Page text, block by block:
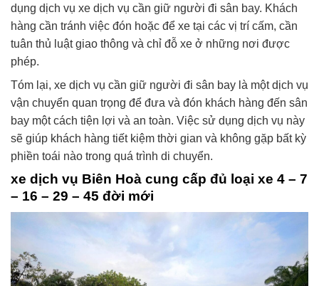
dụng dịch vụ xe dịch vụ cần giữ người đi sân bay. Khách
hàng cần tránh việc đón hoặc để xe tại các vị trí cấm, cần
tuân thủ luật giao thông và chỉ đỗ xe ở những nơi được
phép.
Tóm lại, xe dịch vụ cần giữ người đi sân bay là một dịch vụ
vận chuyển quan trọng để đưa và đón khách hàng đến sân
bay một cách tiện lợi và an toàn. Việc sử dụng dịch vụ này
sẽ giúp khách hàng tiết kiệm thời gian và không gặp bất kỳ
phiền toái nào trong quá trình di chuyển.
xe dịch vụ Biên Hoà cung cấp đủ loại xe 4 – 7
– 16 – 29 – 45 đời mới